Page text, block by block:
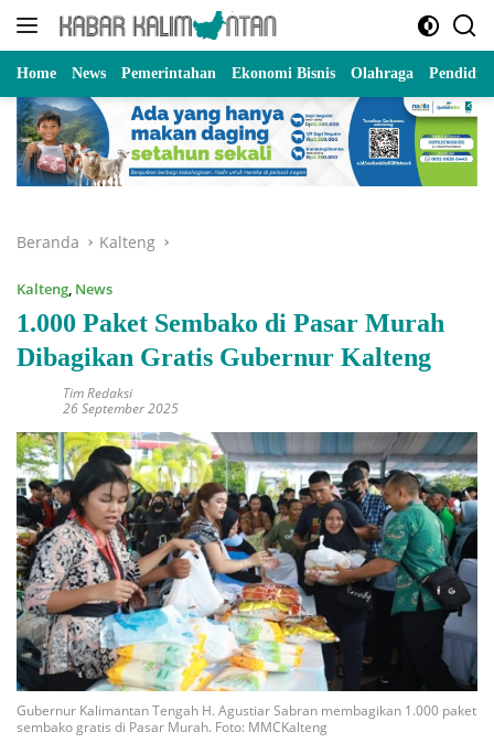
Langsung
Home News Pemerintahan Ekonomi Bisnis Olahraga
Beranda Kalteng
Kalteng, News
1.000 Paket Sembako di Pasar Murah
Dibagikan Gratis Gubernur Kalteng
Tim Redaksi
26 September 2025
Gubernur Kalimantan Tengah H. Agustiar Sabran membagikan 1.000 paket
sembako gratis di Pasar Murah. Foto: MMCKalteng